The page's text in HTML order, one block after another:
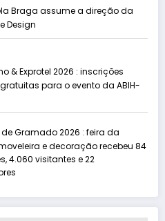
Braga assume a direção da
Design
& Exprotel 2026 : inscrições
para o evento da ABIH-
Gramado 2026 : feira da
e decoração recebeu 84
4.060 visitantes e 22